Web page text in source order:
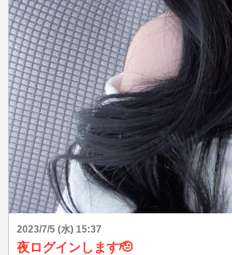
2023/7/5 (水) 15:37
夜ログインします🫡